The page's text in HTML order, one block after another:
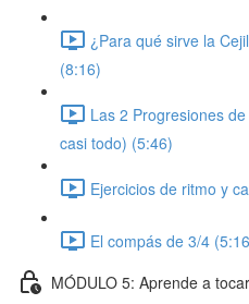
¿Para qué sirve la
(8:16)
Las 2 Progresiones
casi todo) (5:46)
Ejercicios de ritmo y
El compás de 3/4
MÓDULO 5: Aprende a